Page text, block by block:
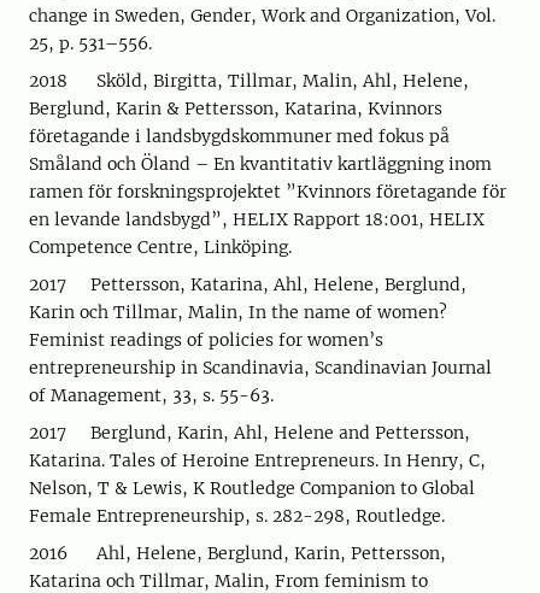
change in Sweden, Gender, Work and Organization, Vol.
25, p. 531–556.
2018 Sköld, Birgitta, Tillmar, Malin, Ahl, Helene,
Berglund, Karin & Pettersson, Katarina, Kvinnors
företagande i landsbygdskommuner med fokus på
Småland och Öland – En kvantitativ kartläggning inom
ramen för forskningsprojektet ”Kvinnors företagande för
en levande landsbygd”, HELIX Rapport 18:001, HELIX
Competence Centre, Linköping.
2017 Pettersson, Katarina, Ahl, Helene, Berglund,
Karin och Tillmar, Malin, In the name of women?
Feminist readings of policies for women’s
entrepreneurship in Scandinavia, Scandinavian Journal
of Management, 33, s. 55-63.
2017 Berglund, Karin, Ahl, Helene and Pettersson,
Katarina. Tales of Heroine Entrepreneurs. In Henry, C,
Nelson, T & Lewis, K Routledge Companion to Global
Female Entrepreneurship, s. 282-298, Routledge.
2016 Ahl, Helene, Berglund, Karin, Pettersson,
Katarina och Tillmar, Malin, From feminism to